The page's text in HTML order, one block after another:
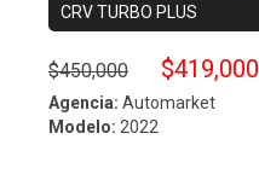
CRV TURBO PLUS
$450,000 $419,000
Agencia: Automarket
Modelo: 2022